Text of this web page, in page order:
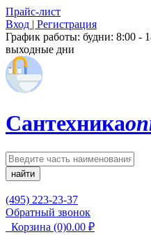
Прайс-лист
Вход | Регистрация
График работы: будни: 8:00 -
выходные дни
Сантехника
найти
(495) 223-23-37
Обратный звонок
Корзина (0)0.00 ₽